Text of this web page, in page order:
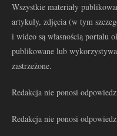
Wszystkie materiały
artykuły, zdjęcia (w tym
i wideo są własnością portalu
publikowane lub
zastrzeżone.
Redakcja nie ponosi
Redakcja nie ponosi